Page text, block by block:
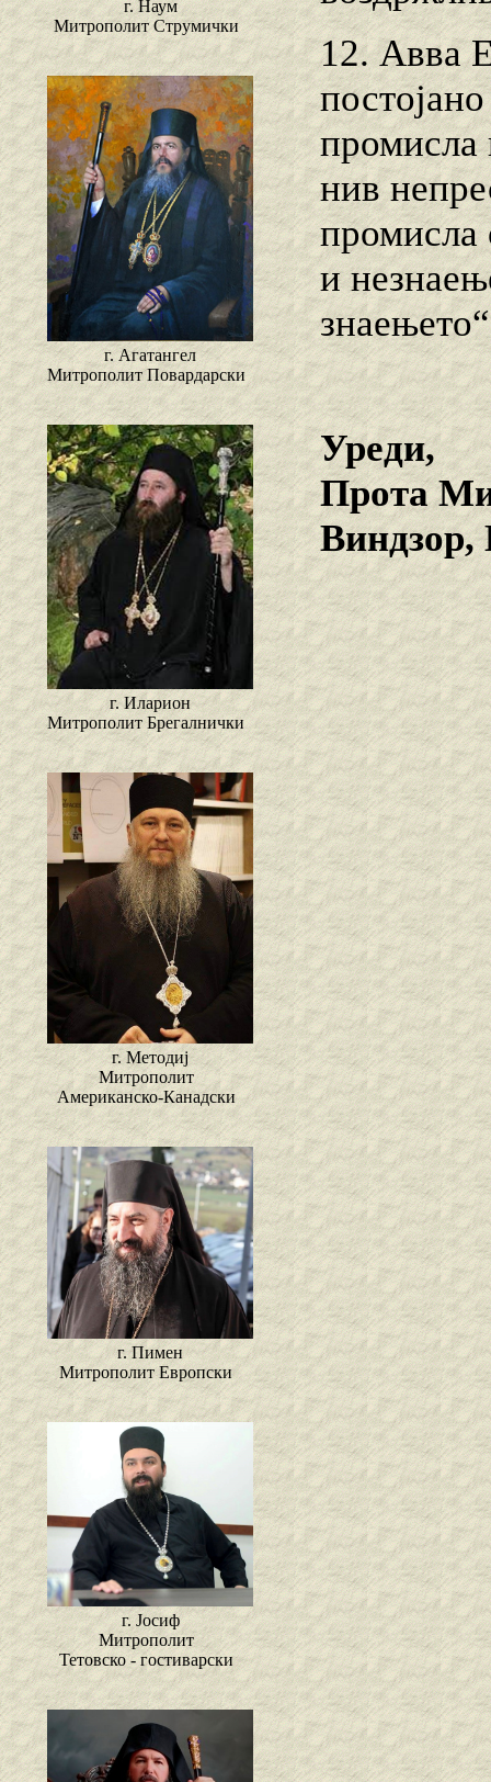
г. Наум
Митрополит Струмички
г. Агатангел
Митрополит Повардарски
г. Иларион
Митрополит Брегалнички
г. Методиј
Митрополит
Американско-Канадски
г. Пимен
Митрополит Европски
г. Јосиф
Митрополит
Тетовско - гостиварски
12. Авва
промисла
нив
промисла
и
Уреди,
Прота
Виндзор,